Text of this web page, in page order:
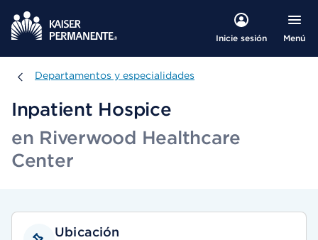
Inicie sesión Menú
Departamentos y especialidades
Departamentos y especialidades
Inpatient Hospice
en Riverwood Healthcare
Center
Ubicación